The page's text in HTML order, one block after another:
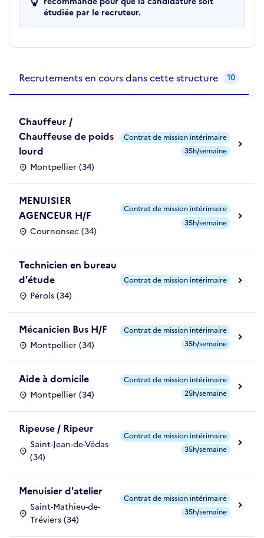
étudiée par le recruteur.
Recrutements en cours dans cette structure 10
Chauffeur /
Chauffeuse de poids
lourd
Montpellier (34)
Contrat de mission intérimaire
35h/semaine
MENUISIER
AGENCEUR H/F
Cournonsec (34)
Contrat de mission intérimaire
35h/semaine
Technicien en bureau
d'étude
Pérols (34)
Contrat de mission intérimaire
Mécanicien Bus H/F
Montpellier (34)
Contrat de mission intérimaire
35h/semaine
Aide à domicile
Montpellier (34)
Contrat de mission intérimaire
25h/semaine
Ripeuse / Ripeur
Saint-Jean-de-Védas
(34)
Contrat de mission intérimaire
35h/semaine
Menuisier d'atelier
Saint-Mathieu-de-
Tréviers (34)
Contrat de mission intérimaire
35h/semaine